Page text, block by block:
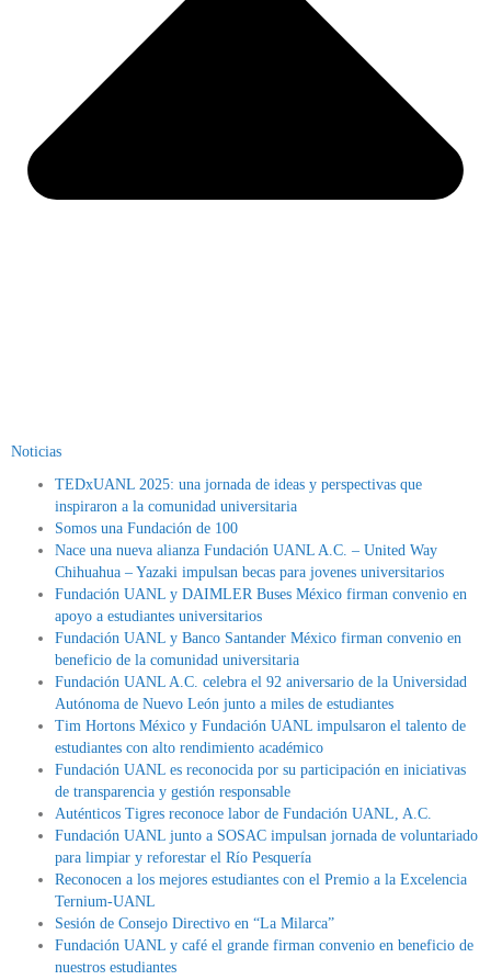
Noticias
TEDxUANL 2025: una jornada de ideas y perspectivas que
inspiraron a la comunidad universitaria
Somos una Fundación de 100
Nace una nueva alianza Fundación UANL A.C. – United Way
Chihuahua – Yazaki impulsan becas para jovenes universitarios
Fundación UANL y DAIMLER Buses México firman convenio en
apoyo a estudiantes universitarios
Fundación UANL y Banco Santander México firman convenio en
beneficio de la comunidad universitaria
Fundación UANL A.C. celebra el 92 aniversario de la Universidad
Autónoma de Nuevo León junto a miles de estudiantes
Tim Hortons México y Fundación UANL impulsaron el talento de
estudiantes con alto rendimiento académico
Fundación UANL es reconocida por su participación en iniciativas
de transparencia y gestión responsable
Auténticos Tigres reconoce labor de Fundación UANL, A.C.
Fundación UANL junto a SOSAC impulsan jornada de voluntariado
para limpiar y reforestar el Río Pesquería
Reconocen a los mejores estudiantes con el Premio a la Excelencia
Ternium-UANL
Sesión de Consejo Directivo en “La Milarca”
Fundación UANL y café el grande firman convenio en beneficio de
nuestros estudiantes